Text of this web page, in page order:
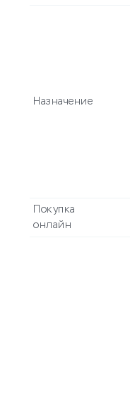
Назначение
Покупка
онлайн